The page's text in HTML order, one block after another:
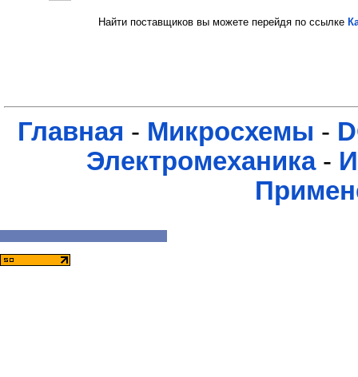
Найти поставщиков вы можете перейдя по ссылке
Главная - Микросхемы -
Электромеханика-